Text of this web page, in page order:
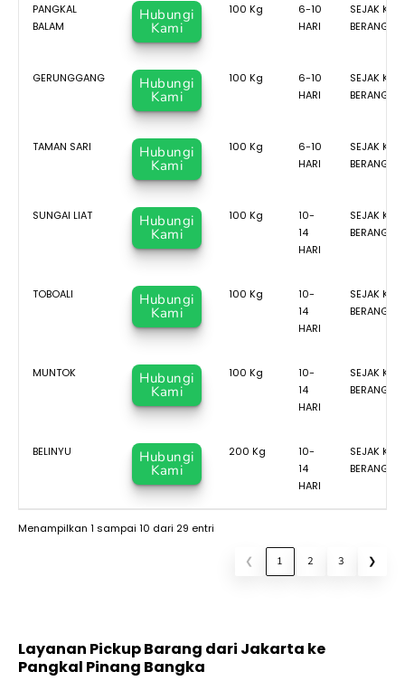
PANGKAL
BALAM
Hubungi
Kami
100 Kg
6-10
HARI
SEJAK
GERUNGGANG Hubungi
Kami
100 Kg
6-10
HARI
SEJAK
TAMAN SARI Hubungi
Kami
100 Kg
6-10
HARI
SEJAK
SUNGAI LIAT Hubungi
Kami
100 Kg
10-
14
HARI
SEJAK
TOBOALI Hubungi
Kami
100 Kg
10-
14
HARI
SEJAK
MUNTOK Hubungi
Kami
100 Kg
10-
14
HARI
SEJAK
BELINYU Hubungi
Kami
200 Kg
10-
14
HARI
SEJAK
Menampilkan 1 sampai 10 dari 29 entri
❮ 1 2 3 ❯
Layanan Pickup Barang dari Jakarta ke
Pangkal Pinang Bangka